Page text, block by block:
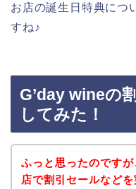
お店の誕生日特典につ
すね♪
G’day wineの
してみた！
ふっと思ったのです
店で割引セールなど